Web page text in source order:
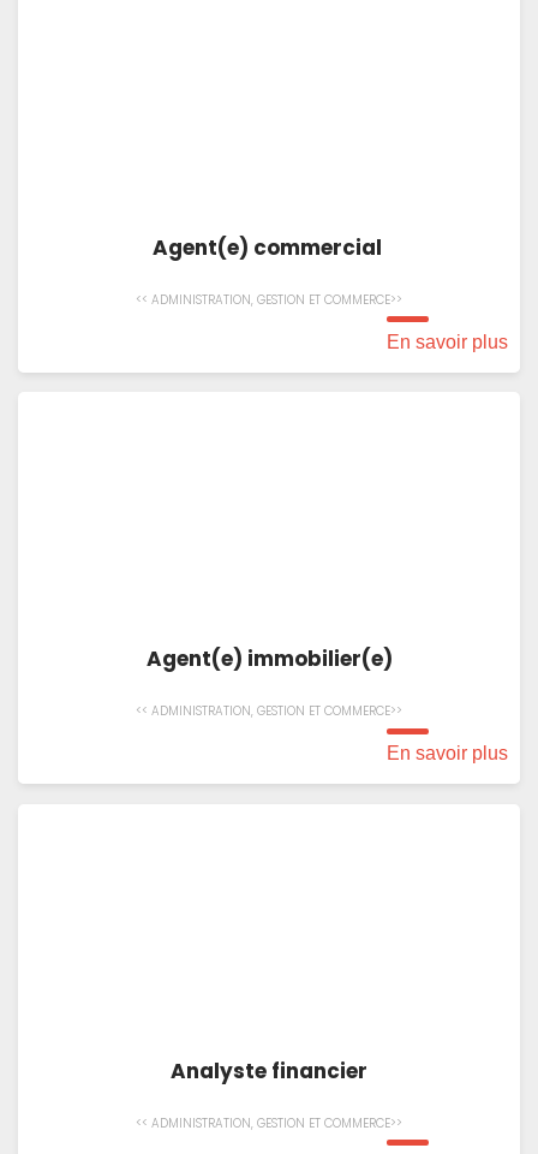
Agent(e) commercial
<< ADMINISTRATION, GESTION ET COMMERCE>>
En savoir plus
Agent(e) immobilier(e)
<< ADMINISTRATION, GESTION ET COMMERCE>>
En savoir plus
Analyste financier
<< ADMINISTRATION, GESTION ET COMMERCE>>